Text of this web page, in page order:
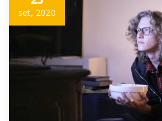
set, 2020